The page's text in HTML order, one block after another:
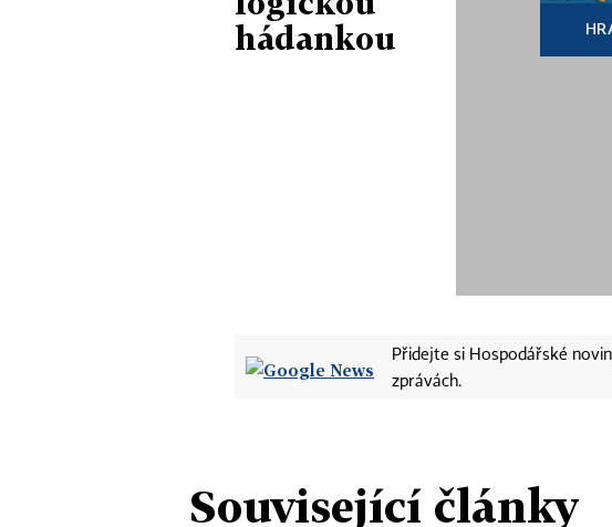
hádankou
Přidejte si Hospodářské
zprávách.
Související články